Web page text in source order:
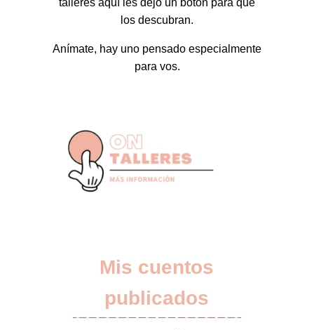
talleres aquí les dejo un botón para que
los descubran.
Anímate, hay uno pensado especialmente
para vos.
Mis cuentos
publicados